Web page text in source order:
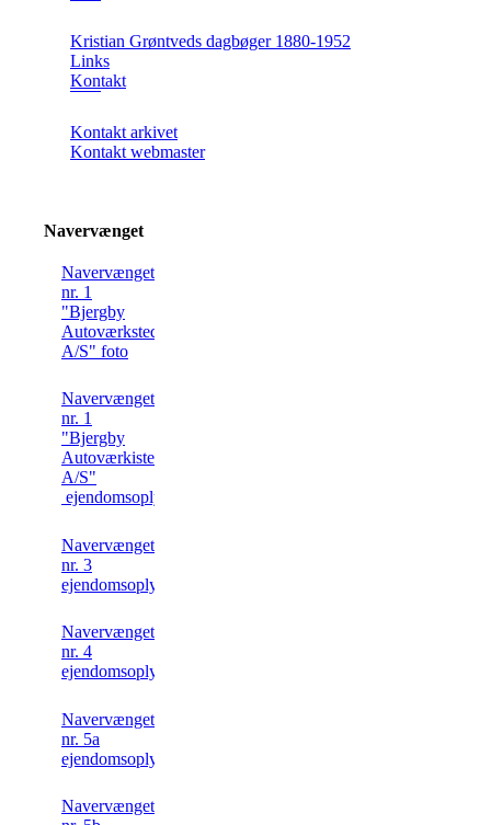
Kristian Grøntveds dagbøger 1880-1952
Links
Kontakt
Kontakt arkivet
Kontakt webmaster
Navervænget
Navervænget
nr. 1
"Bjergby
Autoværksted
A/S" foto
Navervænget
nr. 1
"Bjergby
Autoværkisted
A/S"
ejendomsoplysning
Navervænget
nr. 3
ejendomsoplysning
Navervænget
nr. 4
ejendomsoplysning
Navervænget
nr. 5a
ejendomsoplysning
Navervænget